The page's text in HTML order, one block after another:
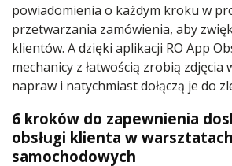
powiadomienia o każdym kroku w
przetwarzania zamówienia, aby
klientów. A dzięki aplikacji RO App
mechanicy z łatwością zrobią zdjęcia
napraw i natychmiast dołączą je do
6 kroków do zapewnienia
obsługi klienta w warsztatach
samochodowych